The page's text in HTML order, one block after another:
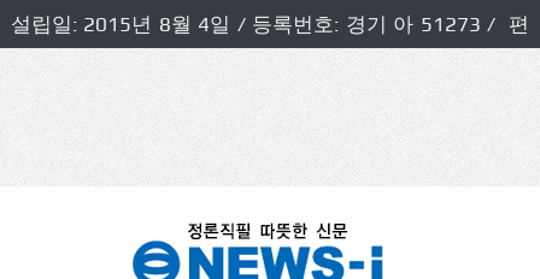
설립일: 2015년 8월 4일 / 등록번호: 경기 아 51273 / 편
집인 및 발행인: 허득천 / 개인정보책임자 및 청소년보호호
책임자: 최상규